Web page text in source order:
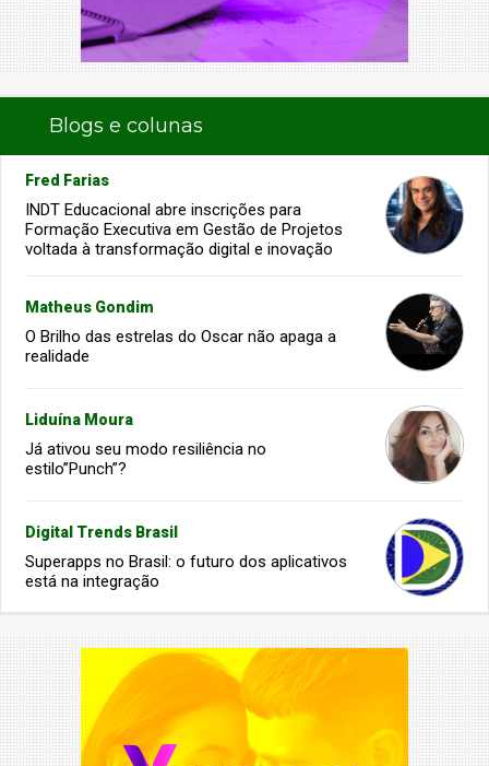
Blogs e colunas
Fred Farias
INDT Educacional abre inscrições para
Formação Executiva em Gestão de Projetos
voltada à transformação digital e inovação
Matheus Gondim
O Brilho das estrelas do Oscar não apaga a
realidade
Liduína Moura
Já ativou seu modo resiliência no
estilo”Punch”?
Digital Trends Brasil
Superapps no Brasil: o futuro dos aplicativos
está na integração